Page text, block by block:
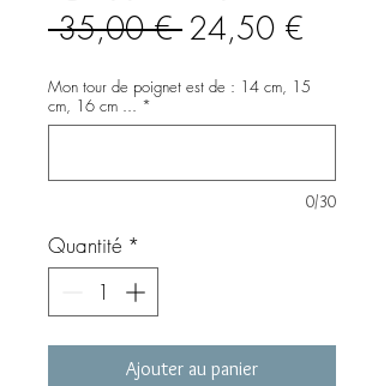
35,00 € Prix
24,50 €
Mon tour de poignet est de : 14 cm, 15
cm, 16 cm ... *
0/30
Quantité *
Ajouter au panier